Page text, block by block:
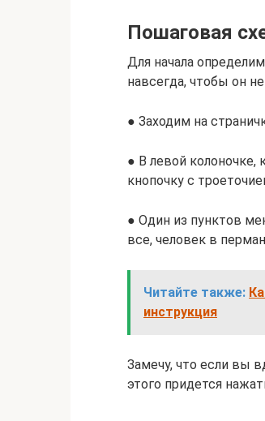
Пошаговая
Для начала
навсегда, чтобы он
● Заходим на
● В левой колоночке,
кнопочку с
● Один из пунктов
все, человек в
Читайте также:
инструкция
Замечу, что если вы
этого придется